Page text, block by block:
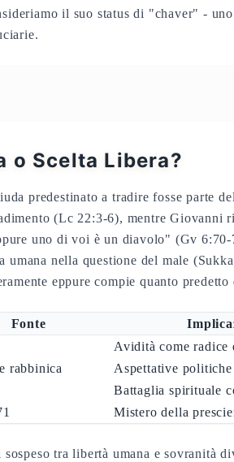
il suo status di "chaver" -
o Scelta Libera?
predestinato a tradire fosse parte
(Lc 22:3-6), mentre Giovanni
uno di voi è un diavolo" (Gv
nella questione del male
eppure compie quanto predetto
Fonte
Avidità come radice
rabbinica
Aspettative politiche
Battaglia spirituale
Mistero della
tra libertà umana e sovranità